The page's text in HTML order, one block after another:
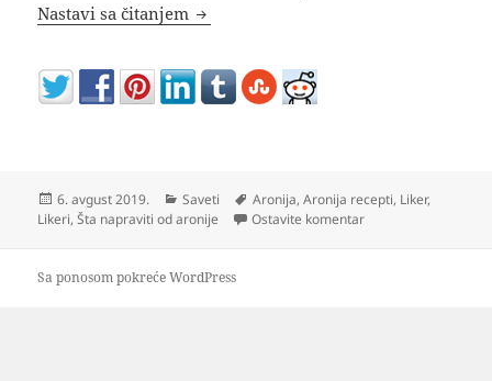
Nastavi sa čitanjem Kako napraviti liker od aronije
Objavljeno
6. avgust 2019. Kategorije
Saveti Oznake
Aronija,Aronija recepti, Liker,
Likeri,Šta napraviti od aronije Ostavite komentarna Kako napraviti
Sa ponosom pokreće WordPress